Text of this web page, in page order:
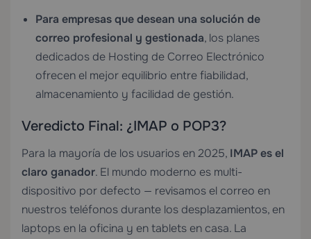
Para empresas que desean una solución de
correo profesional y gestionada, los planes
dedicados de Hosting de Correo Electrónico
ofrecen el mejor equilibrio entre fiabilidad,
almacenamiento y facilidad de gestión.
Veredicto Final: ¿IMAP o POP3?
Para la mayoría de los usuarios en 2025, IMAP es el
claro ganador. El mundo moderno es multi-
dispositivo por defecto — revisamos el correo en
nuestros teléfonos durante los desplazamientos, en
laptops en la oficina y en tablets en casa. La